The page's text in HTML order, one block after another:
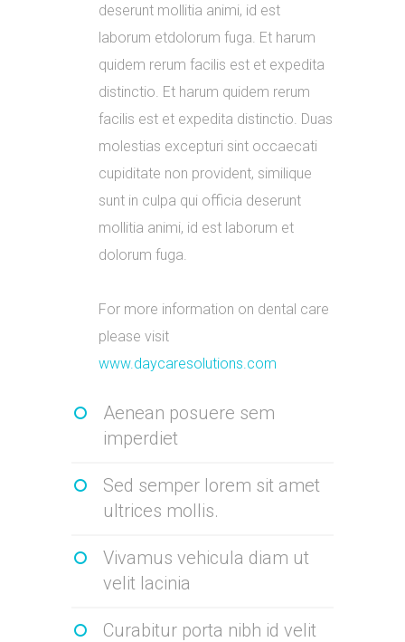
deserunt mollitia animi, id est
laborum etdolorum fuga. Et harum
quidem rerum facilis est et expedita
distinctio. Et harum quidem rerum
facilis est et expedita distinctio. Duas
molestias excepturi sint occaecati
cupiditate non provident, similique
sunt in culpa qui officia deserunt
mollitia animi, id est laborum et
dolorum fuga.
For more information on dental care
please visit
www.daycaresolutions.com
Aenean posuere sem
imperdiet
Sed semper lorem sit amet
ultrices mollis.
Vivamus vehicula diam ut
velit lacinia
Curabitur porta nibh id velit